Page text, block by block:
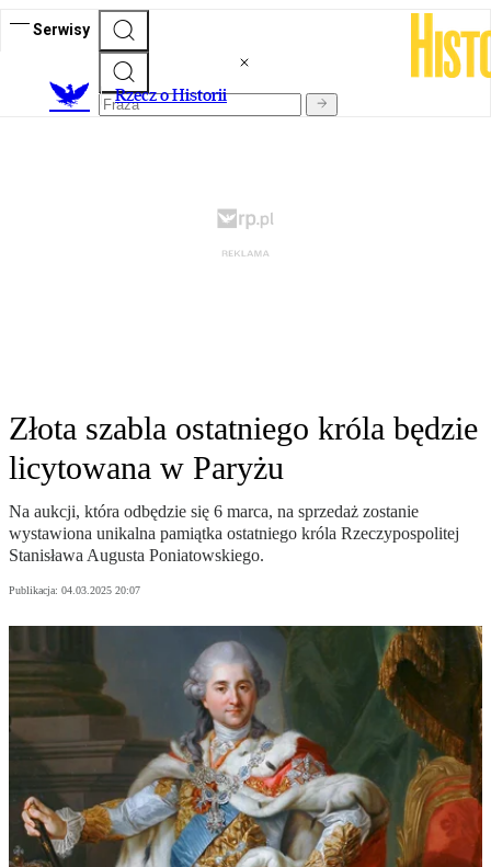
Serwisy
Rzecz o Historii
Złota szabla ostatniego króla będzie
licytowana w Paryżu
Na aukcji, która odbędzie się 6 marca, na sprzedaż zostanie
wystawiona unikalna pamiątka ostatniego króla Rzeczypospolitej
Stanisława Augusta Poniatowskiego.
Publikacja: 04.03.2025 20:07